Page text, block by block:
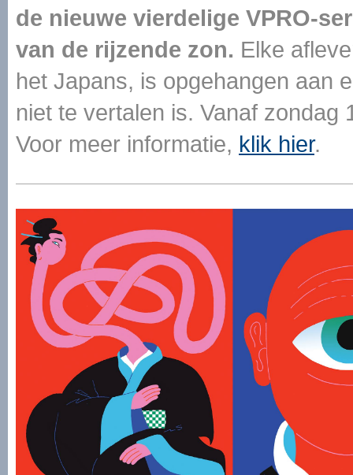
de nieuwe vierdelige VPRO-
van de rijzende zon. Elke
het Japans, is opgehangen aan
niet te vertalen is. Vanaf
Voor meer informatie, klik hier.